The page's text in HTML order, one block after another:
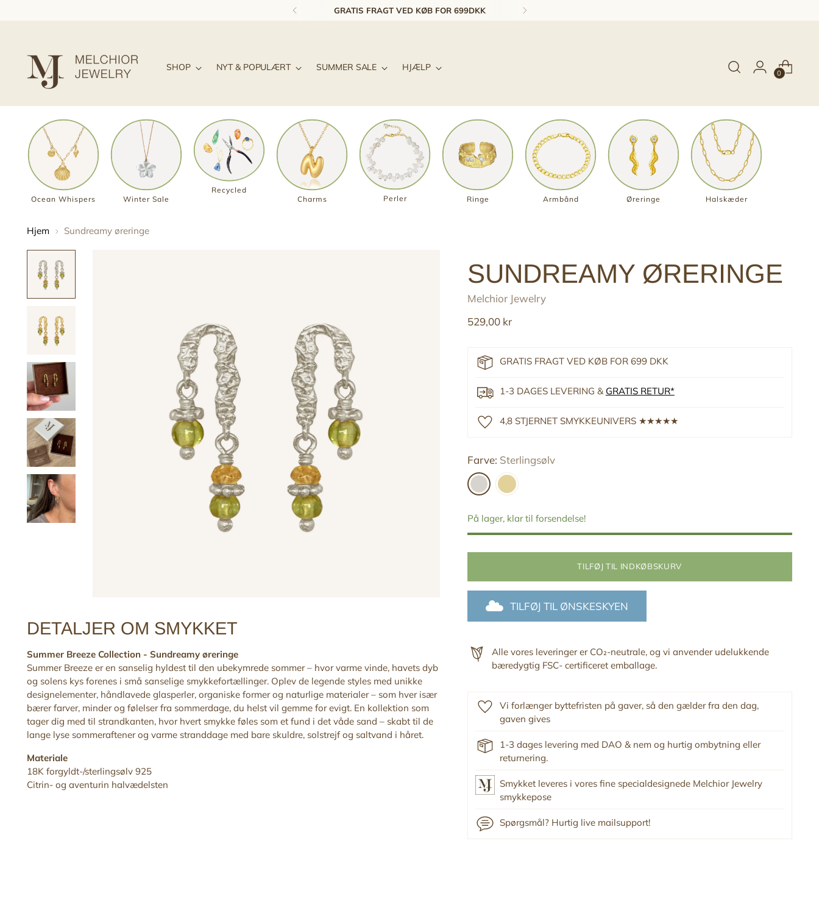
GRATIS FRAGT VED KØB FOR 699DKK
SHOP NYT & POPULÆRT SUMMER SALE HJÆLP
0
Ocean Whispers Winter Sale
Recycled
Charms
Perler Ringe Armbånd Øreringe Halskæder
Hjem Sundreamy øreringe
DETALJER OM SMYKKET
Summer Breeze Collection - Sundreamy øreringe
Summer Breeze er en sanselig hyldest til den ubekymrede sommer – hvor varme vinde, havets dyb
og solens kys forenes i små sanselige smykkefortællinger. Oplev de legende styles med unikke
designelementer, håndlavede glasperler, organiske former og naturlige materialer – som hver især
bærer farver, minder og følelser fra sommerdage, du helst vil gemme for evigt. En kollektion som
tager dig med til strandkanten, hvor hvert smykke føles som et fund i det våde sand – skabt til de
lange lyse sommeraftener og varme stranddage med bare skuldre, solstrejf og saltvand i håret.
Materiale
18K forgyldt-/sterlingsølv 925
Citrin- og aventurin halvædelsten
SUNDREAMY ØRERINGE
Melchior Jewelry
Reguler
529,00 kr
GRATIS FRAGT VED KØB FOR 699 DKK
1-3 DAGES LEVERING & GRATIS RETUR*
4,8 STJERNET SMYKKEUNIVERS ★★★★★
Farve: Sterlingsølv
På lager, klar til forsendelse!
TILFØJ TIL INDKØBSKURV
TILFØJ TIL ØNSKESKYEN
Alle vores leveringer er CO₂-neutrale, og vi anvender udelukkende
bæredygtig FSC- certificeret emballage.
Vi forlænger byttefristen på gaver, så den gælder fra den dag,
gaven gives
1-3 dages levering med DAO & nem og hurtig ombytning eller
returnering.
Smykket leveres i vores fine specialdesignede Melchior Jewelry
smykkepose
Spørgsmål? Hurtig live mailsupport!